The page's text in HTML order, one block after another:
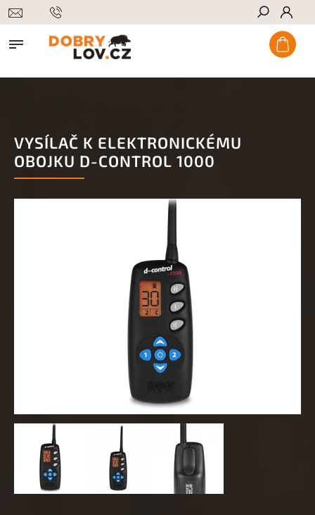
Hledat
VYSÍLAČ K ELEKTRONICKÉMU
OBOJKU D-CONTROL 1000